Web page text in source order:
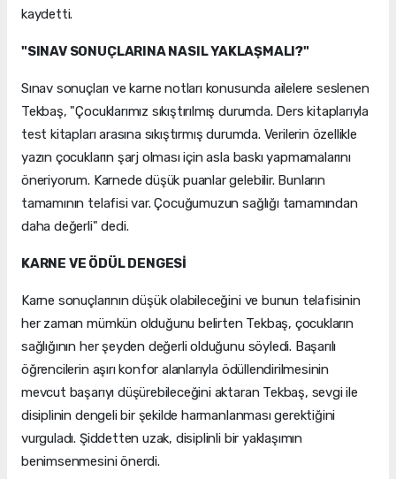
kaydetti.
"SINAV SONUÇLARINA NASIL YAKLAŞMALI?"
Sınav sonuçları ve karne notları konusunda ailelere seslenen
Tekbaş, "Çocuklarımız sıkıştırılmış durumda. Ders kitaplarıyla
test kitapları arasına sıkıştırmış durumda. Verilerin özellikle
yazın çocukların şarj olması için asla baskı yapmamalarını
öneriyorum. Karnede düşük puanlar gelebilir. Bunların
tamamının telafisi var. Çocuğumuzun sağlığı tamamından
daha değerli" dedi.
KARNE VE ÖDÜL DENGESİ
Karne sonuçlarının düşük olabileceğini ve bunun telafisinin
her zaman mümkün olduğunu belirten Tekbaş, çocukların
sağlığının her şeyden değerli olduğunu söyledi. Başarılı
öğrencilerin aşırı konfor alanlarıyla ödüllendirilmesinin
mevcut başarıyı düşürebileceğini aktaran Tekbaş, sevgi ile
disiplinin dengeli bir şekilde harmanlanması gerektiğini
vurguladı. Şiddetten uzak, disiplinli bir yaklaşımın
benimsenmesini önerdi.